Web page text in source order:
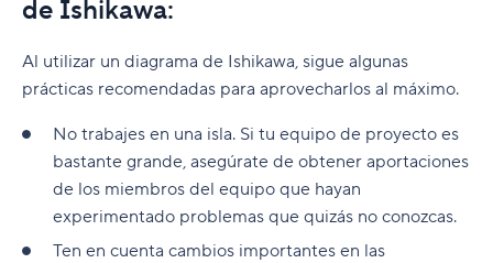
de Ishikawa:
Al utilizar un diagrama de Ishikawa, sigue algunas
prácticas recomendadas para aprovecharlos al máximo.
No trabajes en una isla. Si tu equipo de proyecto es
bastante grande, asegúrate de obtener aportaciones
de los miembros del equipo que hayan
experimentado problemas que quizás no conozcas.
Ten en cuenta cambios importantes en las